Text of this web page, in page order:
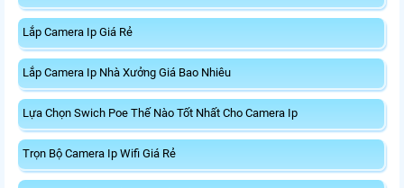
Lắp Camera Ip Giá Rẻ
Lắp Camera Ip Nhà Xưởng Giá Bao Nhiêu
Lựa Chọn Swich Poe Thế Nào Tốt Nhất Cho Camera Ip
Trọn Bộ Camera Ip Wifi Giá Rẻ